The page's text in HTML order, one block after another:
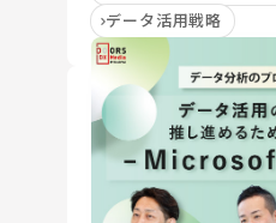
データ活用戦略